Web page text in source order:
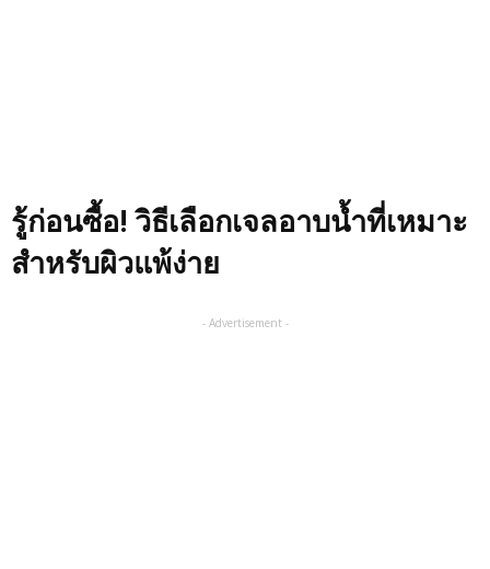
รู้ก่อนซื้อ! วิธีเลือกเจลอาบน้ำที่เหมาะ
สำหรับผิวแพ้ง่าย
- Advertisement -